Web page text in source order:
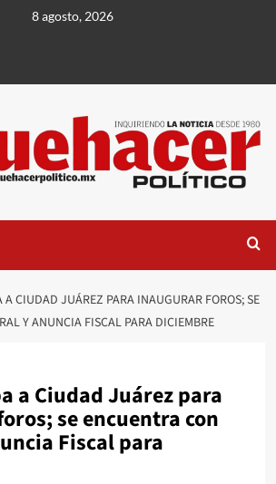
8 agosto, 2026
A CIUDAD JUÁREZ PARA INAUGURAR FOROS; SE
Y ANUNCIA FISCAL PARA DICIEMBRE
a Ciudad Juárez para
se encuentra con
Fiscal para